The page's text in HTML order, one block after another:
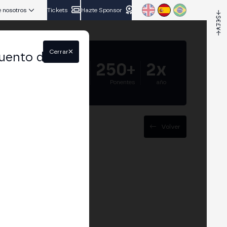
nosotros Tickets Hazte Sponsor
250+
Ponentes
2x
año
Volver
delCerrar